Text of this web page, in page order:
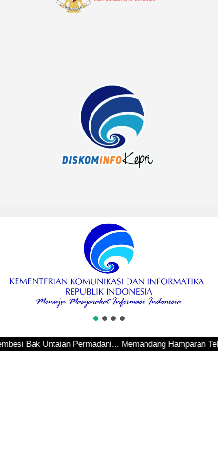
Bak Untaian Permadani... Memandang Hamparan Teluk